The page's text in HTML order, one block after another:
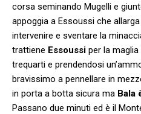
corsa seminando Mugelli e
appoggia a Essoussi che
intervenire e sventare la
trattiene Essoussi per la
trequarti e prendendosi
bravissimo a pennellare in
in porta a botta sicura ma Bala
Passano due minuti ed è il